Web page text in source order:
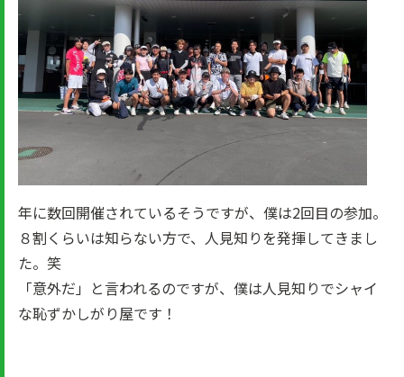
年に数回開催されているそうですが、僕は2回目の参加。
８割くらいは知らない方で、人見知りを発揮してきまし
た。笑
「意外だ」と言われるのですが、僕は人見知りでシャイ
な恥ずかしがり屋です！